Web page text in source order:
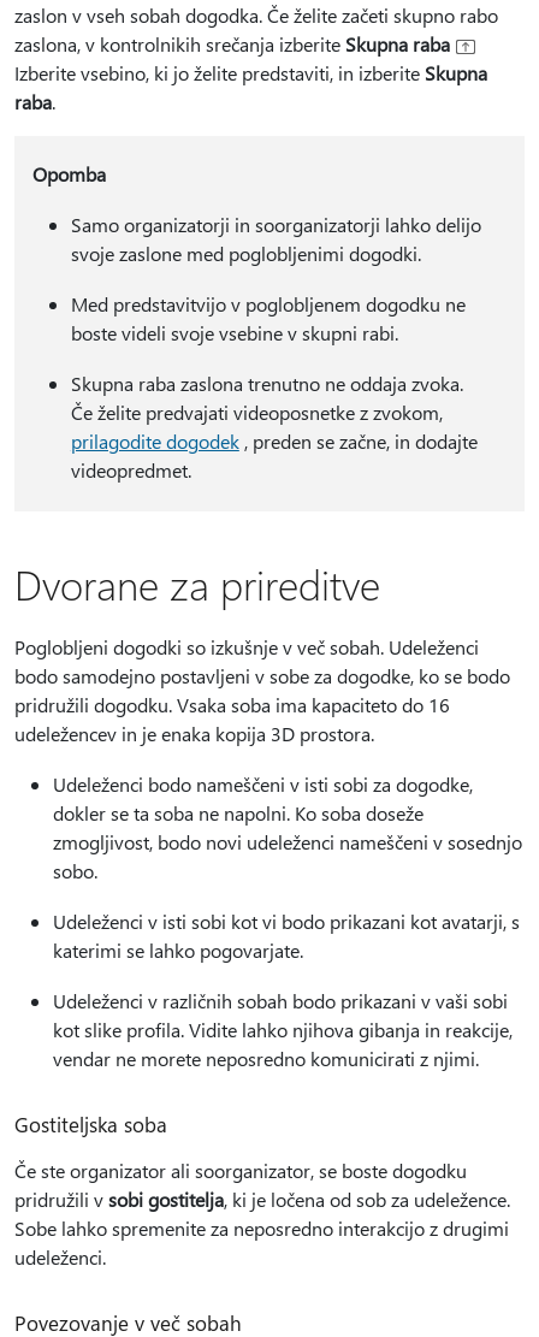
zaslon v vseh sobah dogodka. Če želite začeti skupno rabo
zaslona, v kontrolnikih srečanja izberite Skupna raba
Izberite vsebino, ki jo želite predstaviti, in izberite Skupna
raba.
Opomba
Samo organizatorji in soorganizatorji lahko delijo
svoje zaslone med poglobljenimi dogodki.
Med predstavitvijo v poglobljenem dogodku ne
boste videli svoje vsebine v skupni rabi.
Skupna raba zaslona trenutno ne oddaja zvoka.
Če želite predvajati videoposnetke z zvokom,
prilagodite dogodek, preden se začne, in dodajte
videopredmet.
Dvorane za prireditve
Poglobljeni dogodki so izkušnje v več sobah. Udeleženci
bodo samodejno postavljeni v sobe za dogodke, ko se bodo
pridružili dogodku. Vsaka soba ima kapaciteto do 16
udeležencev in je enaka kopija 3D prostora.
Udeleženci bodo nameščeni v isti sobi za dogodke,
dokler se ta soba ne napolni. Ko soba doseže
zmogljivost, bodo novi udeleženci nameščeni v sosednjo
sobo.
Udeleženci v isti sobi kot vi bodo prikazani kot avatarji, s
katerimi se lahko pogovarjate.
Udeleženci v različnih sobah bodo prikazani v vaši sobi
kot slike profila. Vidite lahko njihova gibanja in reakcije,
vendar ne morete neposredno komunicirati z njimi.
Gostiteljska soba
Če ste organizator ali soorganizator, se boste dogodku
pridružili vsobi gostitelja, ki je ločena od sob za udeležence.
Sobe lahko spremenite za neposredno interakcijo z drugimi
udeleženci.
Povezovanje v več sobah